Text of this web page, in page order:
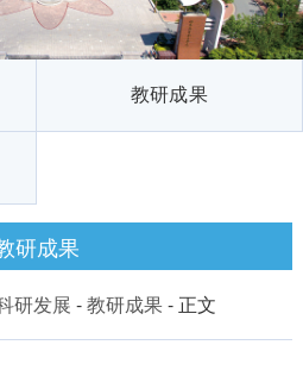
教研成果
研成果
研发展 -教研成果- 正文